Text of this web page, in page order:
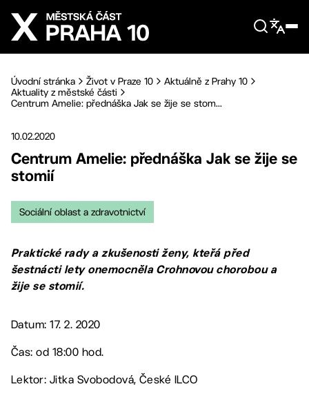
Přejít na hlavní obsah
Úvodní stránka Život v Praze 10
Aktuálně z Prahy 10
Aktuality z městské části
Centrum Amelie: přednáška Jak se žije se stom...
10.02.2020
Centrum Amelie: přednáška Jak se žije se
stomií
Sociální oblast a zdravotnictví
Praktické rady a zkušenosti ženy, kteřá před
šestnácti lety onemocněla Crohnovou chorobou a
žije se stomií.
Datum: 17. 2. 2020
Čas: od 18:00 hod.
Lektor: Jitka Svobodová, České ILCO